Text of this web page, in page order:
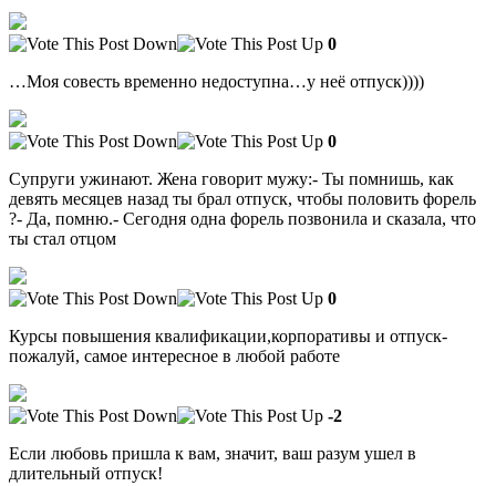
0
…Моя совесть временно недоступна…у неё отпуск))))
0
Супруги ужинают. Жена говорит мужу:- Ты помнишь, как
девять месяцев назад ты брал отпуск, чтобы половить форель
?- Да, помню.- Сегодня одна форель позвонила и сказала, что
ты стал отцом
0
Курсы повышения квалификации,корпоративы и отпуск-
пожалуй, самое интересное в любой работе
-2
Если любовь пришла к вам, значит, ваш разум ушел в
длительный отпуск!